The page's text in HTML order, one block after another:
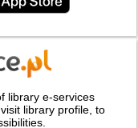
library e-services
library profile, to